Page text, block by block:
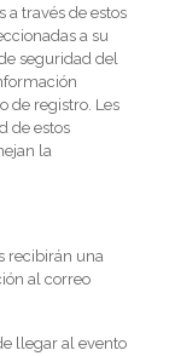
a través de estos
a su
seguridad del
de registro. Les
de estos
la
recibirán una
al correo
llegar al evento